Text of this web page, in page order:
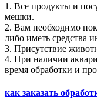
1. Все продукты и
мешки.
2. Вам необходимо
либо иметь средства
3. Присутствие
4. При наличии
время обработки и
как заказать